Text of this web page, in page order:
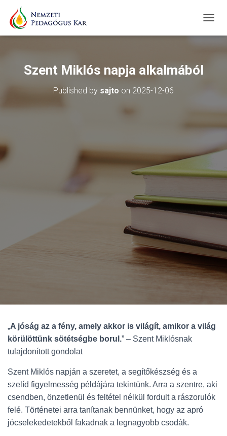
O
I
N
Szent Miklós napja alkalmából
Published by sajto on 2025-12-06
„A jóság az a fény, amely akkor is világít, amikor a világ
körülöttünk sötétségbe borul.” – Szent Miklósnak
tulajdonított gondolat
Szent Miklós napján a szeretet, a segítőkészség és a
szelíd figyelmesség példájára tekintünk. Arra a szentre, aki
csendben, önzetlenül és feltétel nélkül fordult a rászorulók
felé. Történetei arra tanítanak bennünket, hogy az apró
jócselekedetekből fakadnak a legnagyobb csodák.